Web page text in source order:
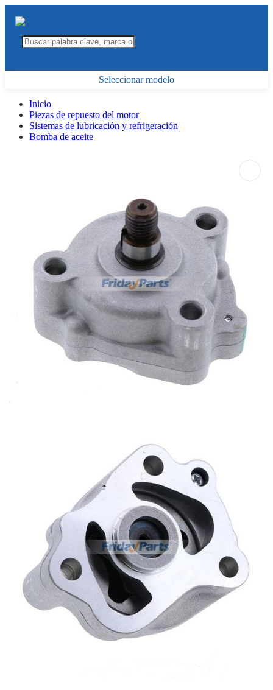
Seleccionar modelo
Inicio
Piezas de repuesto del motor
Sistemas de lubricación y refrigeración
Bomba de aceite